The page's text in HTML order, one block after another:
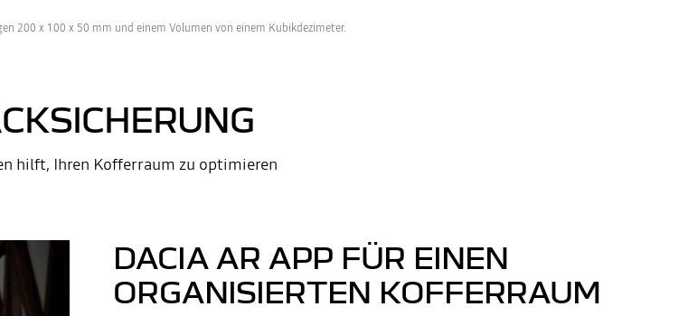
200 x 100 x 50 mm und einem Volumen von einem Kubikdezimeter.
hilft, Ihren Kofferraum zu optimieren
DACIA AR APP FÜR EINEN
ORGANISIERTEN KOFFERRAUM